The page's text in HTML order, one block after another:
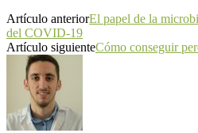
Artículo anteriorEl papel de la
del COVID-19
Artículo siguienteCómo conseguir